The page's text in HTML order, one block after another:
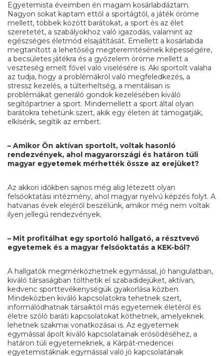
Egyetemista éveimben én magam kosárlabdáztam.
Nagyon sokat kaptam ettől a sportágtól, a játék öröme
mellett, többek között barátokat, a sport és az élet
szeretetét, a szabályokhoz való igazodás, valamint az
egészséges életmód elsajátítását. Emellett a kosárlabda
megtanított a lehetőség megteremtésének képességére,
a becsületes játékra és a győzelem öröme mellett a
veszteség emelt fővel való viselésére is. Aki sportolt valaha
az tudja, hogy a problémákról való megfeledkezés, a
stressz kezelés, a túlterheltség, a mentálisan is
problémákat generáló gondok kezelésében kiváló
segítőpartner a sport. Mindemellett a sport által olyan
barátokra tehetünk szert, akik egy életen át támogatják,
elkísérik, segítik az embert.
– Amikor Ön aktívan sportolt, voltak hasonló
rendezvények, ahol magyarországi és határon túli
magyar egyetemek mérhették össze az erejüket?
Az akkori időkben sajnos még alig létezett olyan
felsőoktatási intézmény, ahol magyar nyelvű képzés folyt. A
hatvanas évek elejéről beszélünk, amikor még nem voltak
ilyen jellegű rendezvények.
– Mit profitálhat egy sportoló hallgató, a résztvevő
egyetemek és a magyar felsőoktatás a KEK-ből?
A hallgatók megmérkőzhetnek egymással, jó hangulatban,
kiváló társaságban tölthetik el szabadidejüket, aktívan,
kedvenc sporttevékenységük gyakorlása közben.
Mindeközben kiváló kapcsolatokra tehetnek szert,
informálódhatnak társaiktól más egyetemek életéről és
életre szóló baráti kapcsolatokat köthetnek, amelyeknek
lehetnek szakmai vonatkozásai is. Az egyetemek
egymással ápolt kiváló kapcsolatainak erősödéséhez, a
határon túli egyetemeknek, a Kárpát-medencei
egyetemistáknak egymással való jó kapcsolatának